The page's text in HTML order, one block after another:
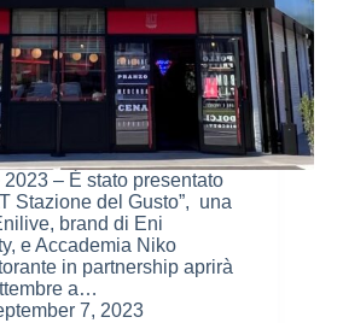
– È stato presentato
Stazione del Gusto”, una
brand di Eni
e Accademia Niko
in partnership aprirà
a…
7, 2023